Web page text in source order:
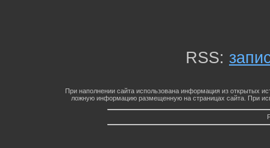
RSS:
При наполнении сайта использована информация из открытых
ложную информацию размещенную на страницах сайта. При